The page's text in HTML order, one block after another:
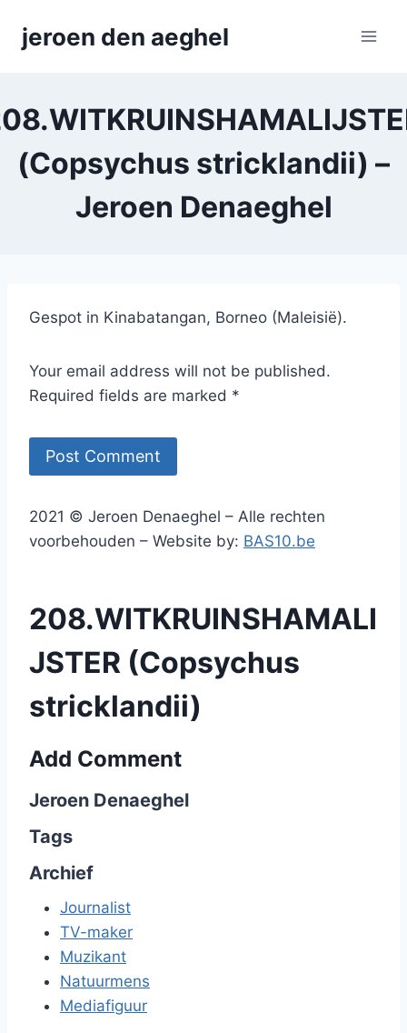
jeroen den aeghel
(Copsychus stricklandii) –
Jeroen Denaeghel
Gespot in Kinabatangan, Borneo (Maleisië).
Your email address will not be published.
Required fields are marked *
2021 © Jeroen Denaeghel – Alle rechten
voorbehouden – Website by: BAS10.be
208.WITKRUINSHAMALI
JSTER (Copsychus
stricklandii)
Add Comment
Jeroen Denaeghel
Tags
Archief
Journalist
TV-maker
Muzikant
Natuurmens
Mediafiguur